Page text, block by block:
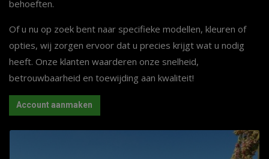
behoeften.
Of u nu op zoek bent naar specifieke modellen, kleuren of
opties, wij zorgen ervoor dat u precies krijgt wat u nodig
heeft. Onze klanten waarderen onze snelheid,
betrouwbaarheid en toewijding aan kwaliteit!
Account aanmaken